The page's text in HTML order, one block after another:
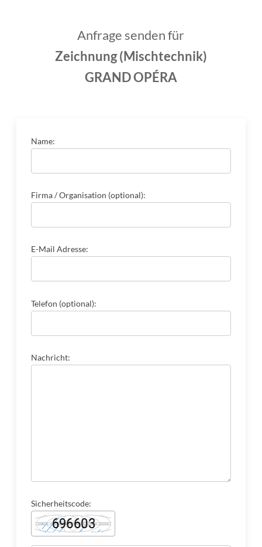
Anfrage senden für
Zeichnung (Mischtechnik)
GRAND OPÉRA
Name:
Firma / Organisation (optional):
E-Mail Adresse:
Telefon (optional):
Nachricht:
Sicherheitscode: